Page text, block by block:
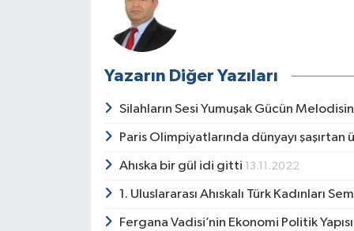
Yazarın Diğer Yazıları
Silahların Sesi Yumuşak Gücün
Paris Olimpiyatlarında dünyayı şaşırtan
Ahıska bir gül idi gitti 13.11.2022
1. Uluslararası Ahıskalı Türk Kadınları
Fergana Vadisi’nin Ekonomi Politik